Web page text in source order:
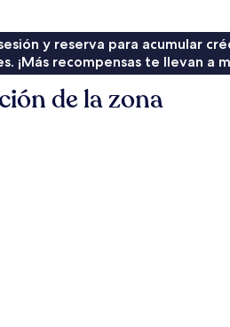
y reserva para acumular
¡Más recompensas te llevan a
de la zona